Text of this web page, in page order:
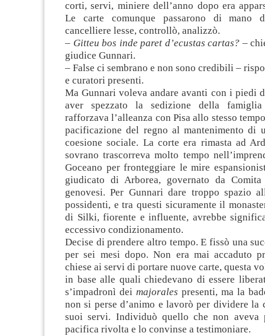
corti, servi, miniere dell’anno dopo era
Le carte comunque passarono di
cancelliere lesse, controllò, analizzò.
– Gitteu bos inde paret d’ecustas cartas? –
giudice Gunnari.
– False ci sembrano e non sono credibili –
e curatori presenti.
Ma Gunnari voleva andare avanti con i piedi
aver spezzato la sedizione della
rafforzava l’alleanza con Pisa allo stesso
pacificazione del regno al mantenimento di
coesione sociale. La corte era rimasta ad
sovrano trascorreva molto tempo
Goceano per fronteggiare le mire
giudicato di Arborea, governato da
genovesi. Per Gunnari dare troppo spazio
possidenti, e tra questi sicuramente il
di Silki, fiorente e influente, avrebbe
eccessivo condizionamento.
Decise di prendere altro tempo. E fissò una
per sei mesi dopo. Non era mai accaduto
chiese ai servi di portare nuove carte, questa
in base alle quali chiedevano di essere
s’impadronì dei majorales presenti, ma la
non si perse d’animo e lavorò per dividere la
suoi servi. Individuò quello che non aveva
pacifica rivolta e lo convinse a testimoniare.